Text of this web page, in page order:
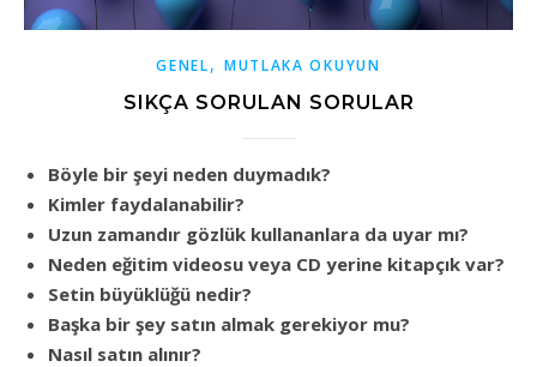
GENEL, MUTLAKA OKUYUN
SIKÇA SORULAN SORULAR
Böyle bir şeyi neden duymadık?
Kimler faydalanabilir?
Uzun zamandır gözlük kullananlara da uyar mı?
Neden eğitim videosu veya CD yerine kitapçık var?
Setin büyüklüğü nedir?
Başka bir şey satın almak gerekiyor mu?
Nasıl satın alınır?